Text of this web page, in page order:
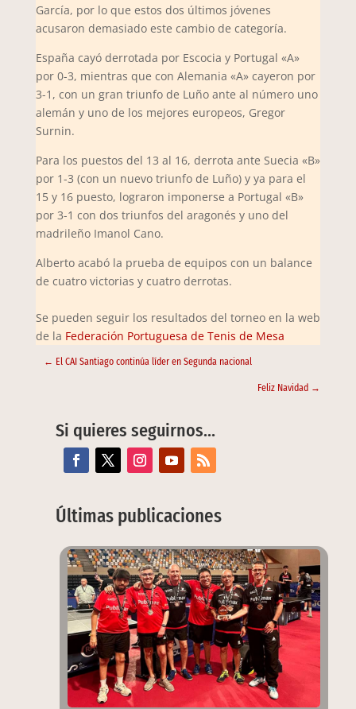
García, por lo que estos dos últimos jóvenes
acusaron demasiado este cambio de categoría.
España cayó derrotada por Escocia y Portugal «A»
por 0-3, mientras que con Alemania «A» cayeron por
3-1, con un gran triunfo de Luño ante al número uno
alemán y uno de los mejores europeos, Gregor
Surnin.
Para los puestos del 13 al 16, derrota ante Suecia «B»
por 1-3 (con un nuevo triunfo de Luño) y ya para el
15 y 16 puesto, lograron imponerse a Portugal «B»
por 3-1 con dos triunfos del aragonés y uno del
madrileño Imanol Cano.
Alberto acabó la prueba de equipos con un balance
de cuatro victorias y cuatro derrotas.
Se pueden seguir los resultados del torneo en la web
de la Federación Portuguesa de Tenis de Mesa
← El CAI Santiago continúa líder en Segunda nacional
Feliz Navidad →
Si quieres seguirnos…
Últimas publicaciones